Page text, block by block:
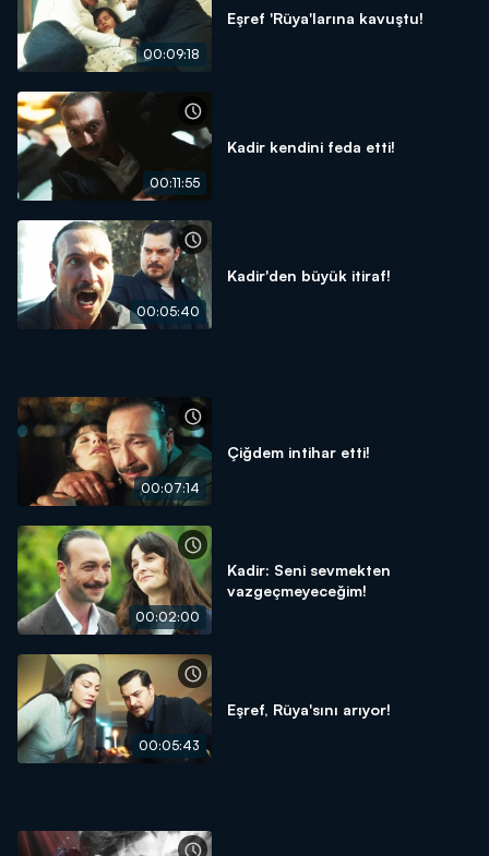
00:09:18
Eşref 'Rüya'larına kavuştu!
00:11:55
Kadir kendini feda etti!
00:05:40
Kadir'den büyük itiraf!
00:07:14
Çiğdem intihar etti!
00:02:00
Kadir: Seni sevmekten
vazgeçmeyeceğim!
00:05:43
Eşref, Rüya'sını arıyor!